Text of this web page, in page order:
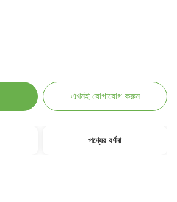
এখনই যোগাযোগ করুন
পণ্যের বর্ণনা